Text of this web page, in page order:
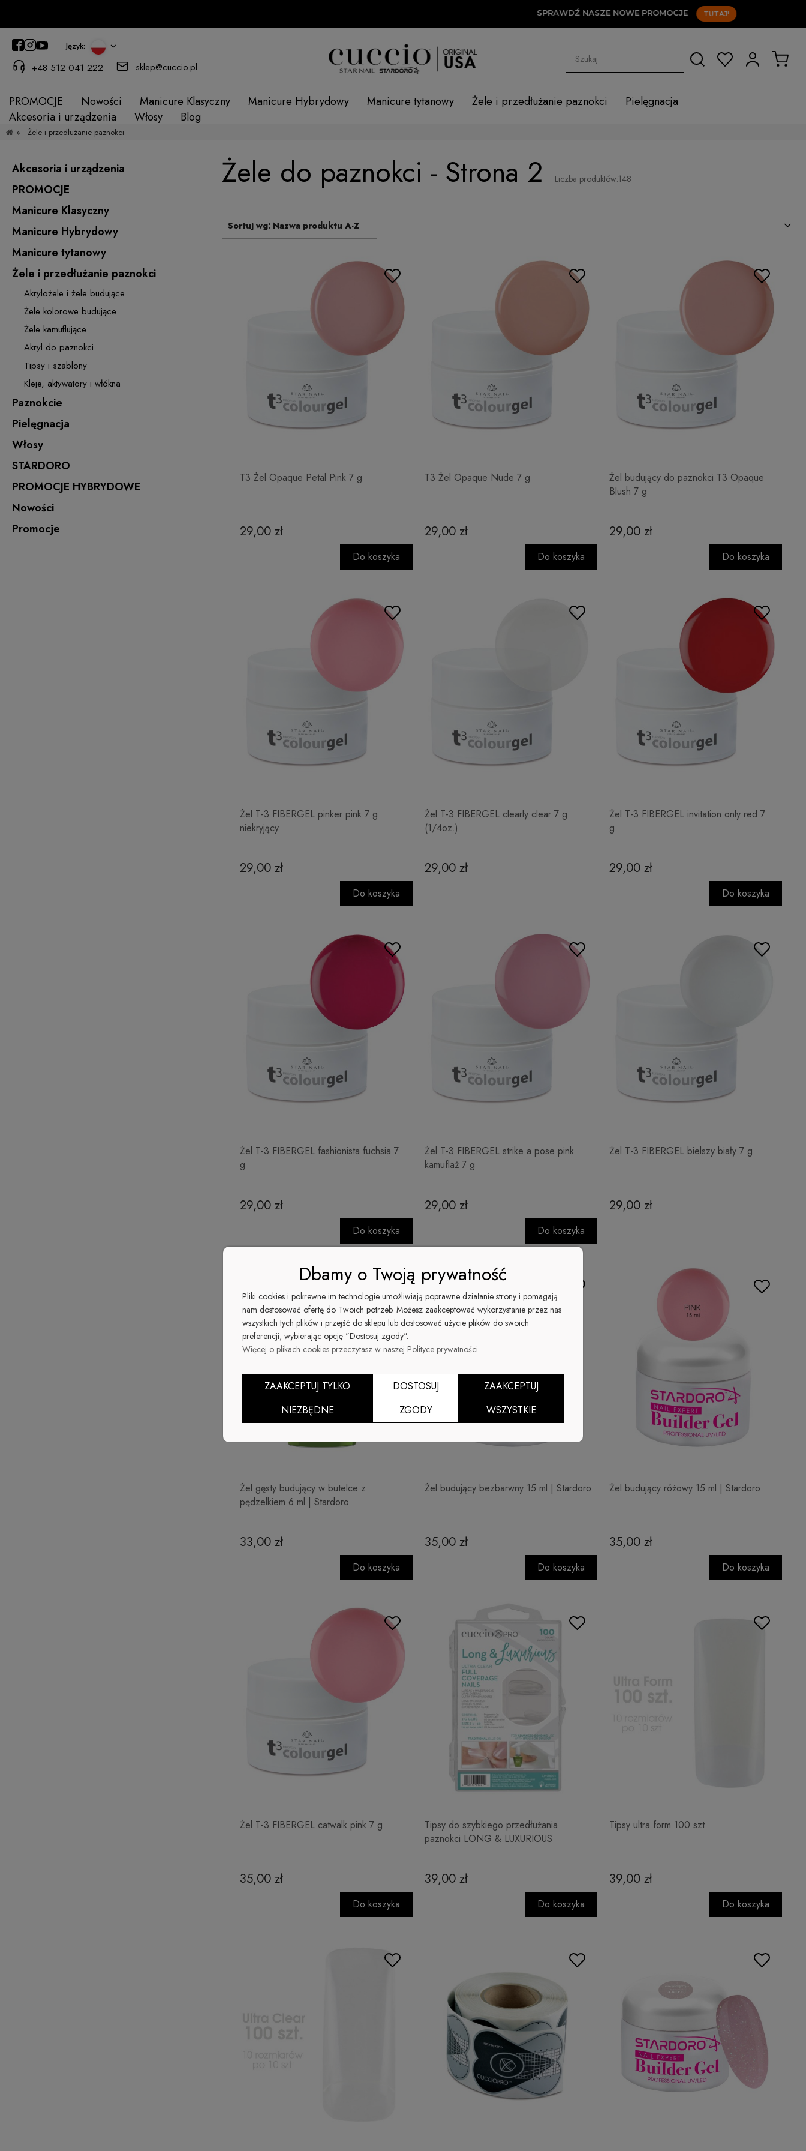
SPRAWDŹ NASZE NOWE PROMOCJE TUTAJ!
Język:
+48 512 041 222 sklep@cuccio.pl
PROMOCJE Nowości Manicure Klasyczny Manicure Hybrydowy Manicure tytanowy Żele i przedłużanie paznokci
Pielęgnacja
Akcesoria i urządzenia
Włosy Blog
» Żele i przedłużanie paznokci
Akcesoria i urządzenia
PROMOCJE
Manicure Klasyczny
Manicure Hybrydowy
Manicure tytanowy
Żele i przedłużanie paznokci
Akrylożele i żele budujące
Żele kolorowe budujące
Żele kamuflujące
Akryl do paznokci
Tipsy i szablony
Kleje, aktywatory i włókna
Paznokcie
Pielęgnacja
Włosy
STARDORO
PROMOCJE HYBRYDOWE
Nowości
Promocje
Żele do paznokci - Strona 2 Liczba produktów:148
Sortuj wg: Nazwa produktu A-Z
T3 Żel Opaque Petal Pink 7 g
29,00 zł
Do koszyka
T3 Żel Opaque Nude 7 g
29,00 zł
Do koszyka
Żel budujący do paznokci T3 Opaque
Blush 7 g
29,00 zł
Do koszyka
Żel T-3 FIBERGEL pinker pink 7 g
niekryjący
29,00 zł
Do koszyka
Żel T-3 FIBERGEL clearly clear 7 g
(1/4oz.)
29,00 zł
Żel T-3 FIBERGEL invitation only red 7
g.
29,00 zł
Do koszyka
Żel T-3 FIBERGEL fashionista fuchsia 7
g
29,00 zł
Do koszyka
Żel T-3 FIBERGEL strike a pose pink
kamuflaż 7 g
29,00 zł
Do koszyka
Żel T-3 FIBERGEL bielszy biały 7 g
29,00 zł
Żel gęsty budujący w butelce z
pędzelkiem 6 ml | Stardoro
33,00 zł
Do koszyka
Żel budujący bezbarwny 15 ml | Stardoro
35,00 zł
Do koszyka
Żel budujący różowy 15 ml | Stardoro
35,00 zł
Do koszyka
Żel T-3 FIBERGEL catwalk pink 7 g
35,00 zł
Do koszyka
Tipsy do szybkiego przedłużania
paznokci LONG & LUXURIOUS
39,00 zł
Do koszyka
Tipsy ultra form 100 szt
39,00 zł
Do koszyka
Dbamy o Twoją prywatność
Pliki cookies i pokrewne im technologie umożliwiają poprawne działanie strony i pomagają
nam dostosować ofertę do Twoich potrzeb. Możesz zaakceptować wykorzystanie przez nas
wszystkich tych plików i przejść do sklepu lub dostosować użycie plików do swoich
preferencji, wybierając opcję "Dostosuj zgody".
Więcej o plikach cookies przeczytasz w naszej Polityce prywatności.
ZAAKCEPTUJ TYLKO
NIEZBĘDNE
DOSTOSUJ
ZGODY
ZAAKCEPTUJ
WSZYSTKIE